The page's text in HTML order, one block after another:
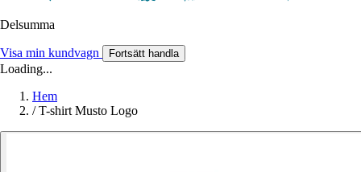
Delsumma
Visa min kundvagn Fortsätt handla
Loading...
Hem
/ T-shirt Musto Logo